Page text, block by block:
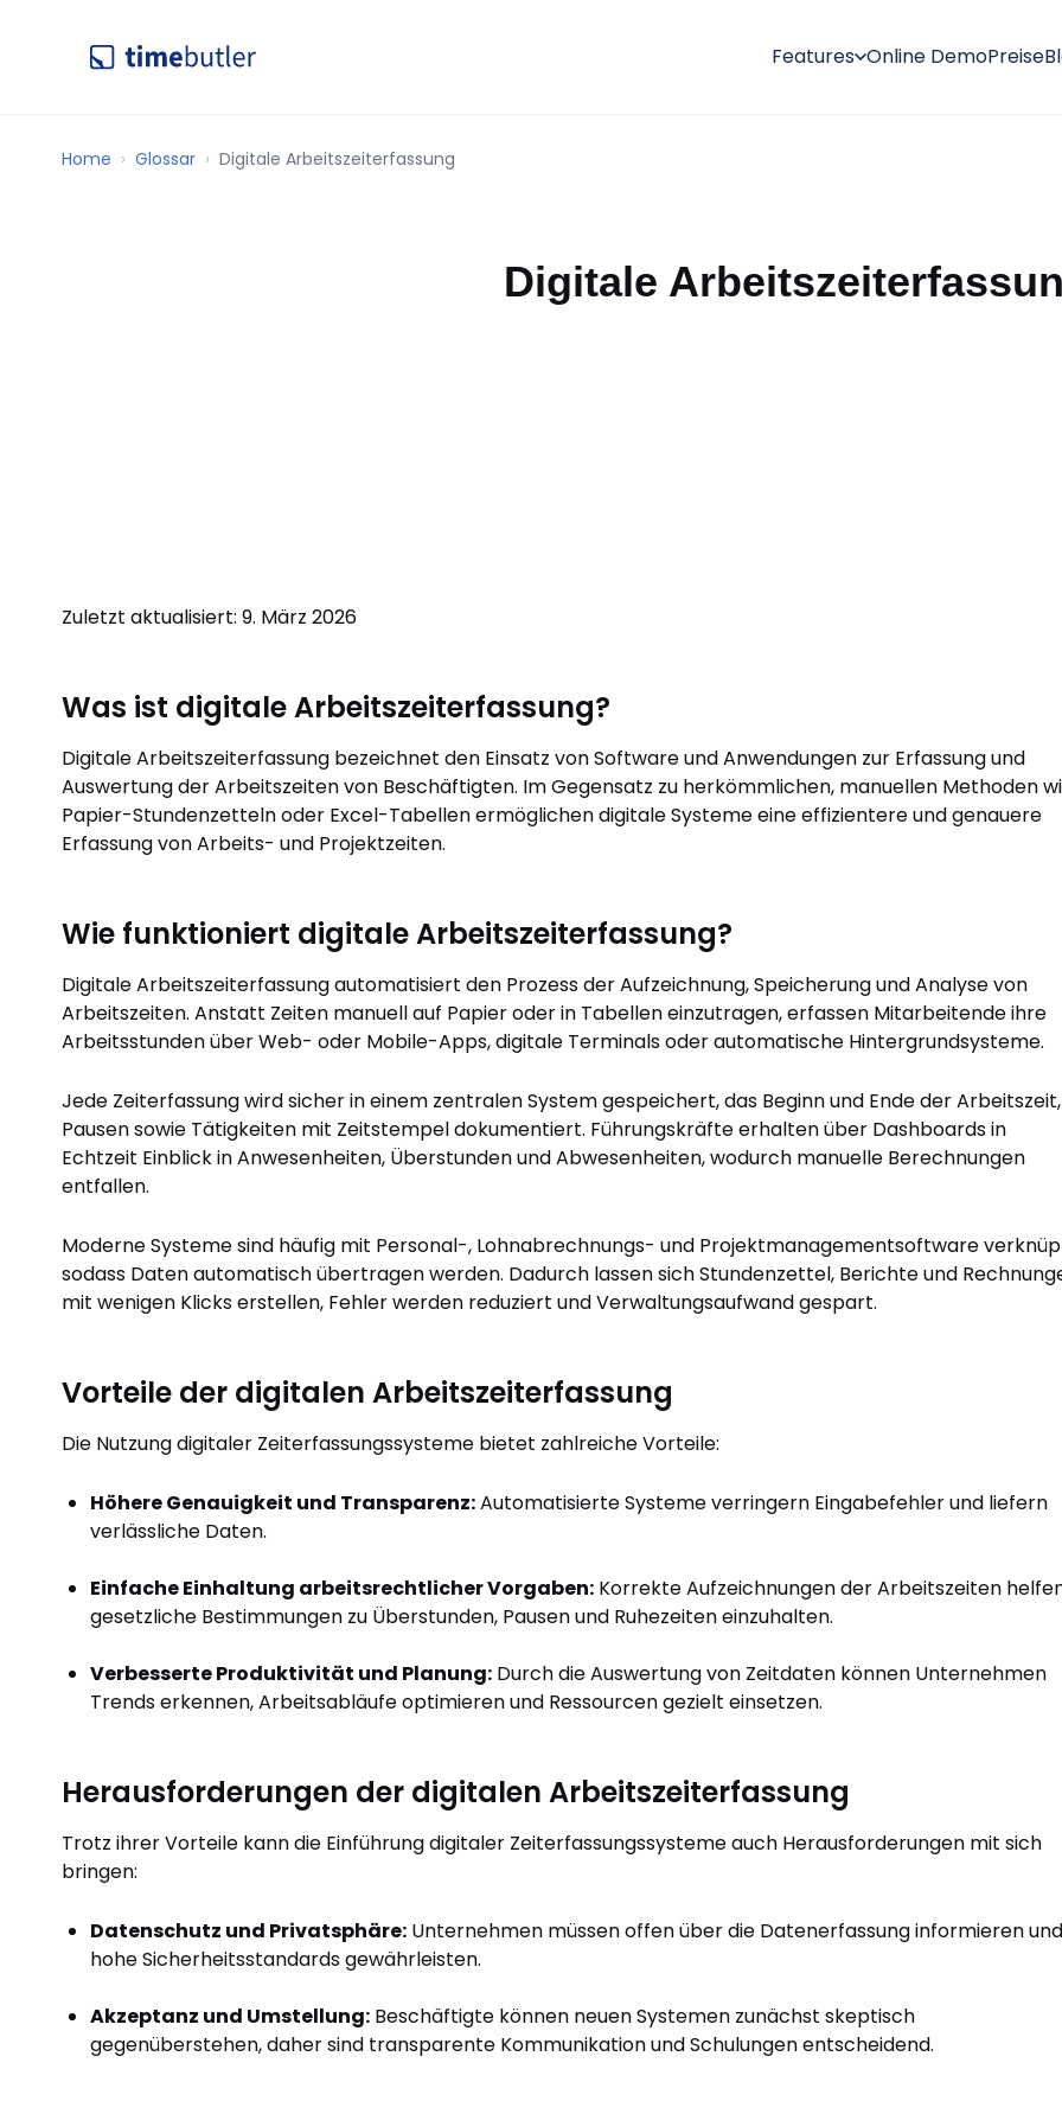
Features Online DemoPreise
Home Glossar Digitale Arbeitszeiterfassung
Digitale
Zuletzt aktualisiert: 9. März 2026
Was ist digitale Arbeitszeiterfassung?
Digitale Arbeitszeiterfassung bezeichnet den Einsatz von Software und Anwendungen zur Erfassung und
Auswertung der Arbeitszeiten von Beschäftigten. Im Gegensatz zu herkömmlichen, manuellen Methoden
Papier-Stundenzetteln oder Excel-Tabellen ermöglichen digitale Systeme eine effizientere und genauere
Erfassung von Arbeits- und Projektzeiten.
Wie funktioniert digitale Arbeitszeiterfassung?
Digitale Arbeitszeiterfassung automatisiert den Prozess der Aufzeichnung, Speicherung und Analyse von
Arbeitszeiten. Anstatt Zeiten manuell auf Papier oder in Tabellen einzutragen, erfassen Mitarbeitende ihre
Arbeitsstunden über Web- oder Mobile-Apps, digitale Terminals oder automatische Hintergrundsysteme.
Jede Zeiterfassung wird sicher in einem zentralen System gespeichert, das Beginn und Ende der Arbeitszeit,
Pausen sowie Tätigkeiten mit Zeitstempel dokumentiert. Führungskräfte erhalten über Dashboards in
Echtzeit Einblick in Anwesenheiten, Überstunden und Abwesenheiten, wodurch manuelle Berechnungen
entfallen.
Moderne Systeme sind häufig mit Personal-, Lohnabrechnungs- und Projektmanagementsoftware
sodass Daten automatisch übertragen werden. Dadurch lassen sich Stundenzettel, Berichte und
mit wenigen Klicks erstellen, Fehler werden reduziert und Verwaltungsaufwand gespart.
Vorteile der digitalen Arbeitszeiterfassung
Die Nutzung digitaler Zeiterfassungssysteme bietet zahlreiche Vorteile:
Höhere Genauigkeit und Transparenz:Automatisierte Systeme verringern Eingabefehler und liefern
verlässliche Daten.
Einfache Einhaltung arbeitsrechtlicher Vorgaben: Korrekte Aufzeichnungen der Arbeitszeiten
gesetzliche Bestimmungen zu Überstunden, Pausen und Ruhezeiten einzuhalten.
Verbesserte Produktivität und Planung: Durch die Auswertung von Zeitdaten können Unternehmen
Trends erkennen, Arbeitsabläufe optimieren und Ressourcen gezielt einsetzen.
Herausforderungen der digitalen Arbeitszeiterfassung
Trotz ihrer Vorteile kann die Einführung digitaler Zeiterfassungssysteme auch Herausforderungen mit sich
bringen:
Datenschutz und Privatsphäre: Unternehmen müssen offen über die Datenerfassung informieren und
hohe Sicherheitsstandards gewährleisten.
Akzeptanz und Umstellung: Beschäftigte können neuen Systemen zunächst skeptisch
gegenüberstehen, daher sind transparente Kommunikation und Schulungen entscheidend.